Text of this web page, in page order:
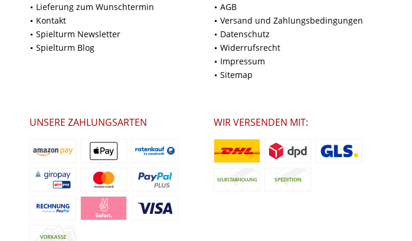
Lieferung zum Wunschtermin
Kontakt
Spielturm Newsletter
Spielturm Blog
AGB
Versand und Zahlungsbedingungen
Datenschutz
Widerrufsrecht
Impressum
Sitemap
UNSERE ZAHLUNGSARTEN WIR VERSENDEN MIT: